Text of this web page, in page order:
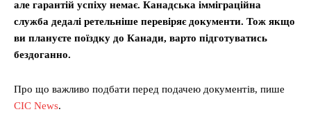
але гарантій успіху немає. Канадська імміграційна
служба дедалі ретельніше перевіряє документи. Тож якщо
ви плануєте поїздку до Канади, варто підготуватись
бездоганно.
Про що важливо подбати перед подачею документів, пише
СІС News.